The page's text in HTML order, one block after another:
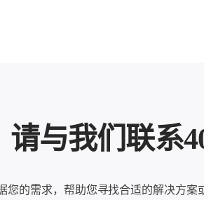
与我们联系
您的需求，帮助您寻找合适的解决方案